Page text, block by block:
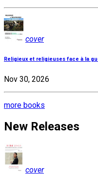
cover
Religieux et religieuses face à la
Nov 30, 2026
more books
New Releases
cover